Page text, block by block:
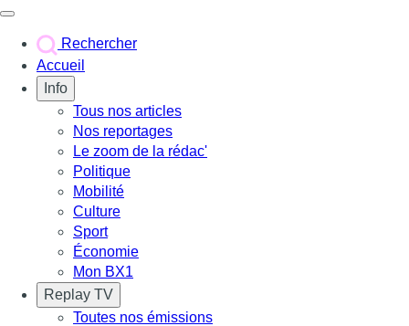
Rechercher
Accueil
Info
Tous nos articles
Nos reportages
Le zoom de la rédac'
Politique
Mobilité
Culture
Sport
Économie
Mon BX1
Replay TV
Toutes nos émissions